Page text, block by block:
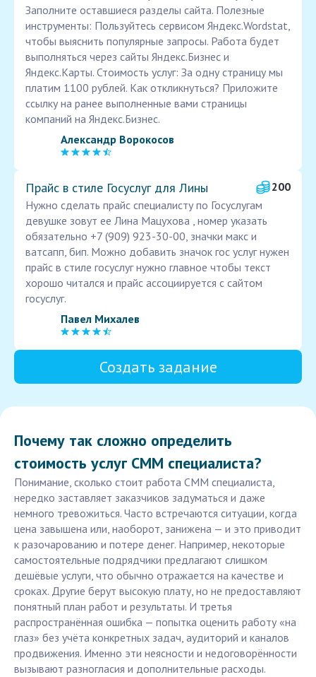
Заполните оставшиеся разделы сайта. Полезные
инструменты: Пользуйтесь сервисом Яндекс.Wordstat,
чтобы выяснить популярные запросы. Работа будет
выполняться через сайты Яндекс.Бизнес и
Яндекс.Карты. Стоимость услуг: За одну страницу мы
платим 1100 рублей. Как откликнуться? Приложите
ссылку на ранее выполненные вами страницы
компаний на Яндекс.Бизнес.
Александр Ворокосов
Прайс в стиле Госуслуг для Лины
200
Нужно сделать прайс специалисту по Госуслугам
девушке зовут ее Лина Мацухова , номер указать
обязательно +7 (909) 923-30-00, значки макс и
ватсапп, бип. Можно добавить значок гос услуг нужен
прайс в стиле госуслуг нужно главное чтобы текст
хорошо читался и прайс ассоциируется с сайтом
госуслуг.
Павел Михалев
Создать задание
Почему так сложно определить
стоимость услуг СММ специалиста?
Понимание, сколько стоит работа СММ специалиста,
нередко заставляет заказчиков задуматься и даже
немного тревожиться. Часто встречаются ситуации, когда
цена завышена или, наоборот, занижена — и это приводит
к разочарованию и потере денег. Например, некоторые
самостоятельные подрядчики предлагают слишком
дешёвые услуги, что обычно отражается на качестве и
сроках. Другие берут высокую плату, но не предоставляют
понятный план работ и результаты. И третья
распространённая ошибка — попытка оценить работу «на
глаз» без учёта конкретных задач, аудиторий и каналов
продвижения. Именно эти неясности и недоговорённости
вызывают разногласия и дополнительные расходы.